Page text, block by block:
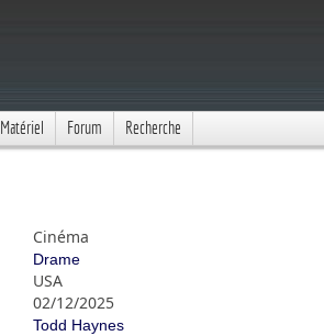
Matériel Forum Recherche
Cinéma
Drame
USA
02/12/2025
Todd Haynes